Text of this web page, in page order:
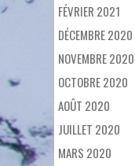
FÉVRIER 2021
DÉCEMBRE 2020
NOVEMBRE 2020
OCTOBRE 2020
AOÛT 2020
JUILLET 2020
MARS 2020